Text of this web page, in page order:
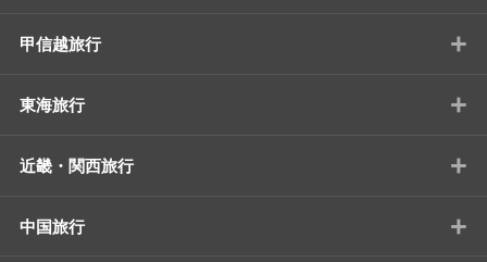
甲信越旅行 +
東海旅行 +
近畿・関西旅行 +
中国旅行 +